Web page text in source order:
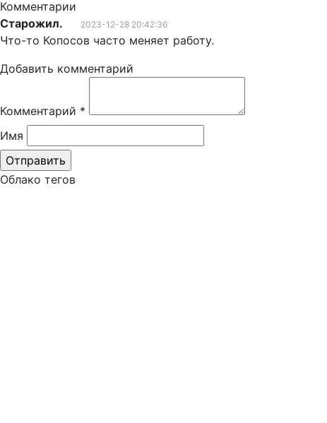
Комментарии
Старожил.
2023-12-28 20:42:36
Что-то Копосов часто меняет работу.
Добавить комментарий
Комментарий *
Имя
Облако тегов